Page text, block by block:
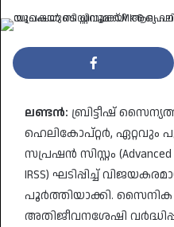
an
ലണ്ടൻ: ബ്രിട്ടീഷ്
ഹെലികോപ്റ്റർ, ഏറ്റവും
സപ്രഷൻ സിസ്റ്റം (Advanced
IRSS) ഘടിപ്പിച്ച്
പൂർത്തിയാക്കി.
അതിജീവനശേഷി